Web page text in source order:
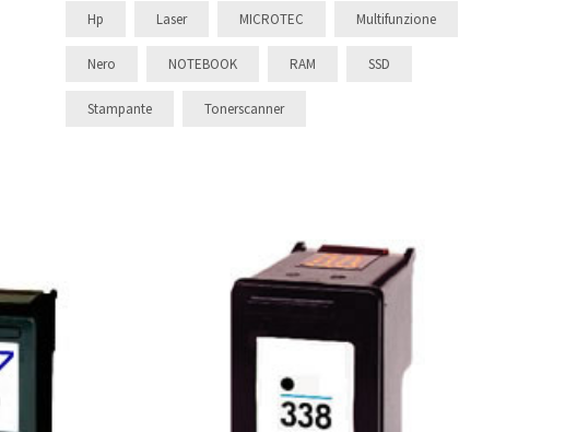
Hp Laser MICROTEC Multifunzione
Nero NOTEBOOK RAM SSD
Stampante Tonerscanner